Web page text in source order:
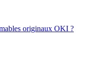
originaux OKI ?